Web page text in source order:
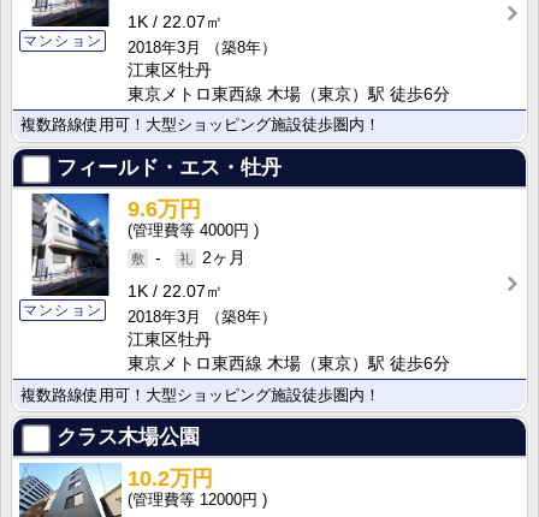
マンション
1K
22.07㎡
2018年3月
（築8年）
江東区牡丹
東京メトロ東西線 木場（東京）駅 徒歩6分
複数路線使用可！大型ショッピング施設徒歩圏内！
フィールド・エス・牡丹
マンション
9.6万円
4000円
-
2ヶ月
1K
22.07㎡
2018年3月
（築8年）
江東区牡丹
東京メトロ東西線 木場（東京）駅 徒歩6分
複数路線使用可！大型ショッピング施設徒歩圏内！
クラス木場公園
10.2万円
12000円